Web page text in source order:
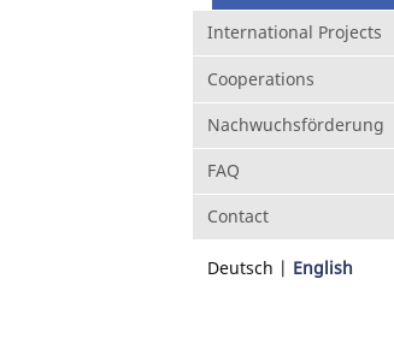
International Projects
Cooperations
Nachwuchsförderung
FAQ
Contact
Deutsch English